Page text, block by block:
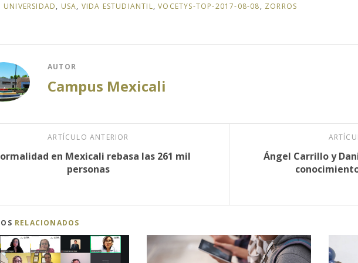
UNIVERSIDAD, USA, VIDA ESTUDIANTIL,VOCETYS-TOP-2017-08-08, ZORROS
AUTOR
Campus Mexicali
ARTÍCULO ANTERIOR
en Mexicali rebasa las 261 mil
personas
Ángel Carrillo y
RELACIONADOS